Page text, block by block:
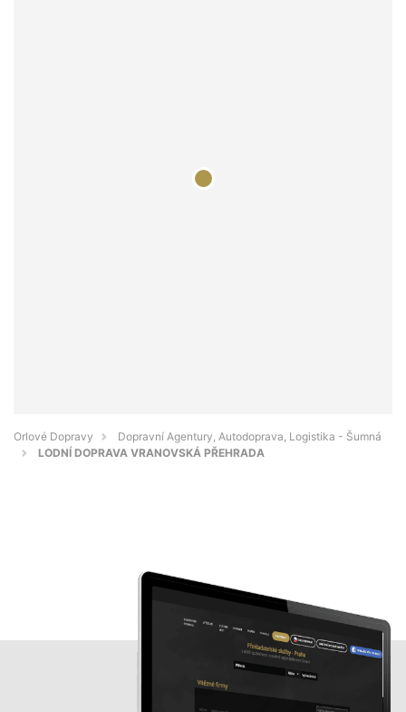
Orlové Dopravy
Dopravní Agentury, Autodoprava, Logistika - Šumná
LODNÍ DOPRAVA VRANOVSKÁ PŘEHRADA